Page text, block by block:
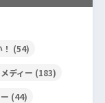
(54)
ディー (183)
(44)